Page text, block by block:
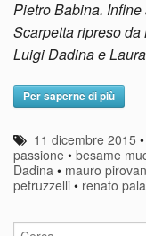
Pietro Babina. Infine
Scarpetta ripreso da
Luigi Dadina e
Per saperne di più
11 dicembre 2015
passione • besame
Dadina • mauro
petruzzelli • renato